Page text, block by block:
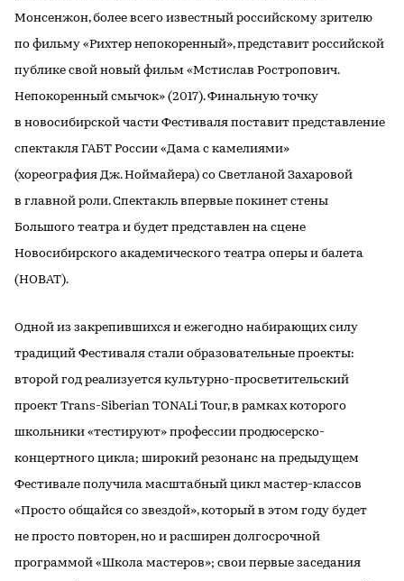
Монсенжон, более всего известный российскому зрителю
по фильму «Рихтер непокоренный», представит российской
публике свой новый фильм «Мстислав Ростропович.
Непокоренный смычок» (2017). Финальную точку
в новосибирской части Фестиваля поставит представление
спектакля ГАБТ России «Дама с камелиями»
(хореография Дж. Ноймайера) со Светланой Захаровой
в главной роли. Спектакль впервые покинет стены
Большого театра и будет представлен на сцене
Новосибирского академического театра оперы и балета
(НОВАТ).
Одной из закрепившихся и ежегодно набирающих силу
традиций Фестиваля стали образовательные проекты:
второй год реализуется культурно-просветительский
проект Trans-Siberian TONALi Tour, в рамках которого
школьники «тестируют» профессии продюсерско-
концертного цикла; широкий резонанс на предыдущем
Фестивале получила масштабный цикл мастер-классов
«Просто общайся со звездой», который в этом году будет
не просто повторен, но и расширен долгосрочной
программой «Школа мастеров»; свои первые заседания